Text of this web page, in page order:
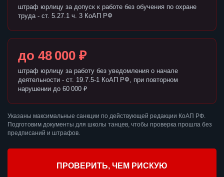
штраф юрлицу за допуск к работе без обучения по охране
труда - ст. 5.27.1 ч. 3 КоАП РФ
до 48 000 ₽
штраф юрлицу за работу без уведомления о начале
деятельности - ст. 19.7.5-1 КоАП РФ, при повторном
нарушении до 60 000 ₽
Указаны максимальные санкции по действующей редакции КоАП РФ.
Подготовим документы для школы танцев, чтобы проверка прошла без
предписаний и штрафов.
ПРОВЕРИТЬ, ЧЕМ РИСКУЮ